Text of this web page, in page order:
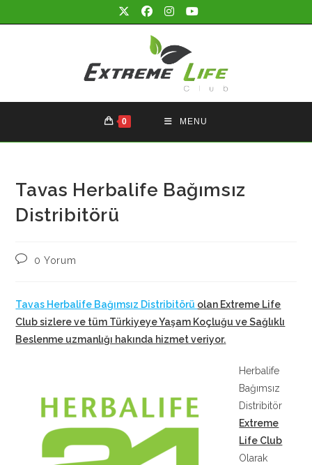
to
0 MENU
Tavas Herbalife Bağımsız
Distribitörü
Post0 Yorum
Tavas Herbalife Bağımsız Distribitörü olan Extreme Life
Club sizlere ve tüm Türkiyeye Yaşam Koçluğu ve Sağlıklı
Beslenme uzmanlığı hakında hizmet veriyor.
Herbalife
Bağımsız
Distribitör
Extreme
Life Club
Olarak